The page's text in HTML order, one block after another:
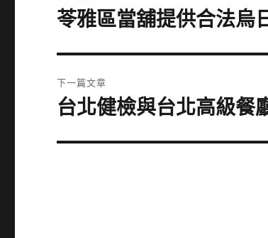
章
上
篇
文
章:
苓雅區當舖提供合法烏
下一篇文章
下
篇
台北健檢與台北高級餐